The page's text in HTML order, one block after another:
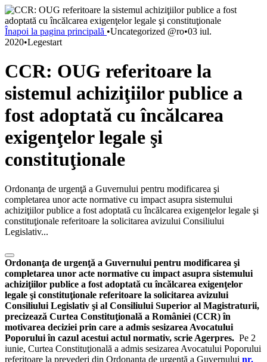
Înapoi la pagina principală •Uncategorized @ro•03 iul.
2020•Legestart
CCR: OUG referitoare la
sistemul achiziţiilor publice a
fost adoptată cu încălcarea
exigenţelor legale şi
constituţionale
Ordonanţa de urgenţă a Guvernului pentru modificarea şi
completarea unor acte normative cu impact asupra sistemului
achiziţiilor publice a fost adoptată cu încălcarea exigenţelor legale şi
constituţionale referitoare la solicitarea avizului Consiliului
Legislativ...
Ordonanţa de urgenţă a Guvernului pentru modificarea şi
completarea unor acte normative cu impact asupra sistemului
achiziţiilor publice a fost adoptată cu încălcarea exigenţelor
legale şi constituţionale referitoare la solicitarea avizului
Consiliului Legislativ şi al Consiliului Superior al Magistraturii,
precizează Curtea Constituţională a României (CCR) în
motivarea deciziei prin care a admis sesizarea Avocatului
Poporului în cazul acestui actul normativ, scrie Agerpres. Pe 2
iunie, Curtea Constituţională a admis sesizarea Avocatului Poporului
referitoare la prevederi din Ordonanţa de urgenţă a Guvernului nr.